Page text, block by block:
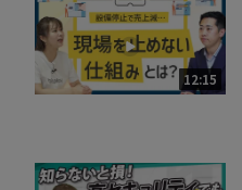
12:15